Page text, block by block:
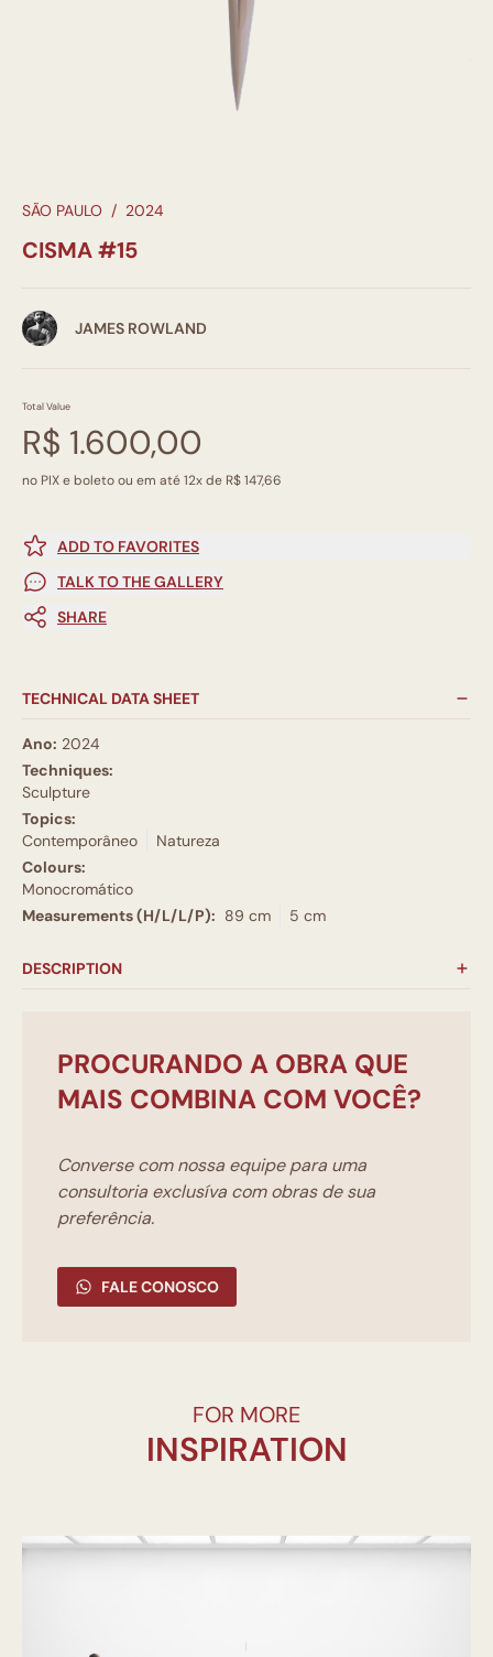
SÃO PAULO / 2024
CISMA #15
JAMES ROWLAND
Total Value
R$ 1.600,00
no PIX e boleto ou em até 12x de R$ 147,66
ADD TO FAVORITES
TALK TO THE GALLERY
SHARE
TECHNICAL DATA SHEET
Ano: 2024
Techniques:
Sculpture
Topics:
Contemporâneo
Natureza
Colours:
Monocromático
Measurements (H/L/L/P): 89 cm 5 cm
DESCRIPTION
PROCURANDO A OBRA QUE
MAIS COMBINA COM VOCÊ?
Converse com nossa equipe para uma
consultoria exclusíva com obras de sua
preferência.
FALE CONOSCO
FOR MORE
INSPIRATION